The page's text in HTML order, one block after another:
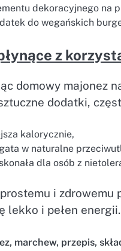
dekoracyjnego na
do wegańskich
z
domowy majonez
dodatki,
kalorycznie,
w naturalne
dla osób z
i zdrowemu
lekko i pełen energii.
, marchew, przepis,